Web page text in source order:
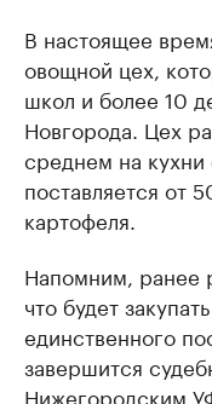
В настоящее
овощной цех,
школ и более 10
Новгорода. Цех
среднем на кухни
поставляется от
картофеля.
Напомним, ранее
что будет
единственного
завершится
Нижегородским